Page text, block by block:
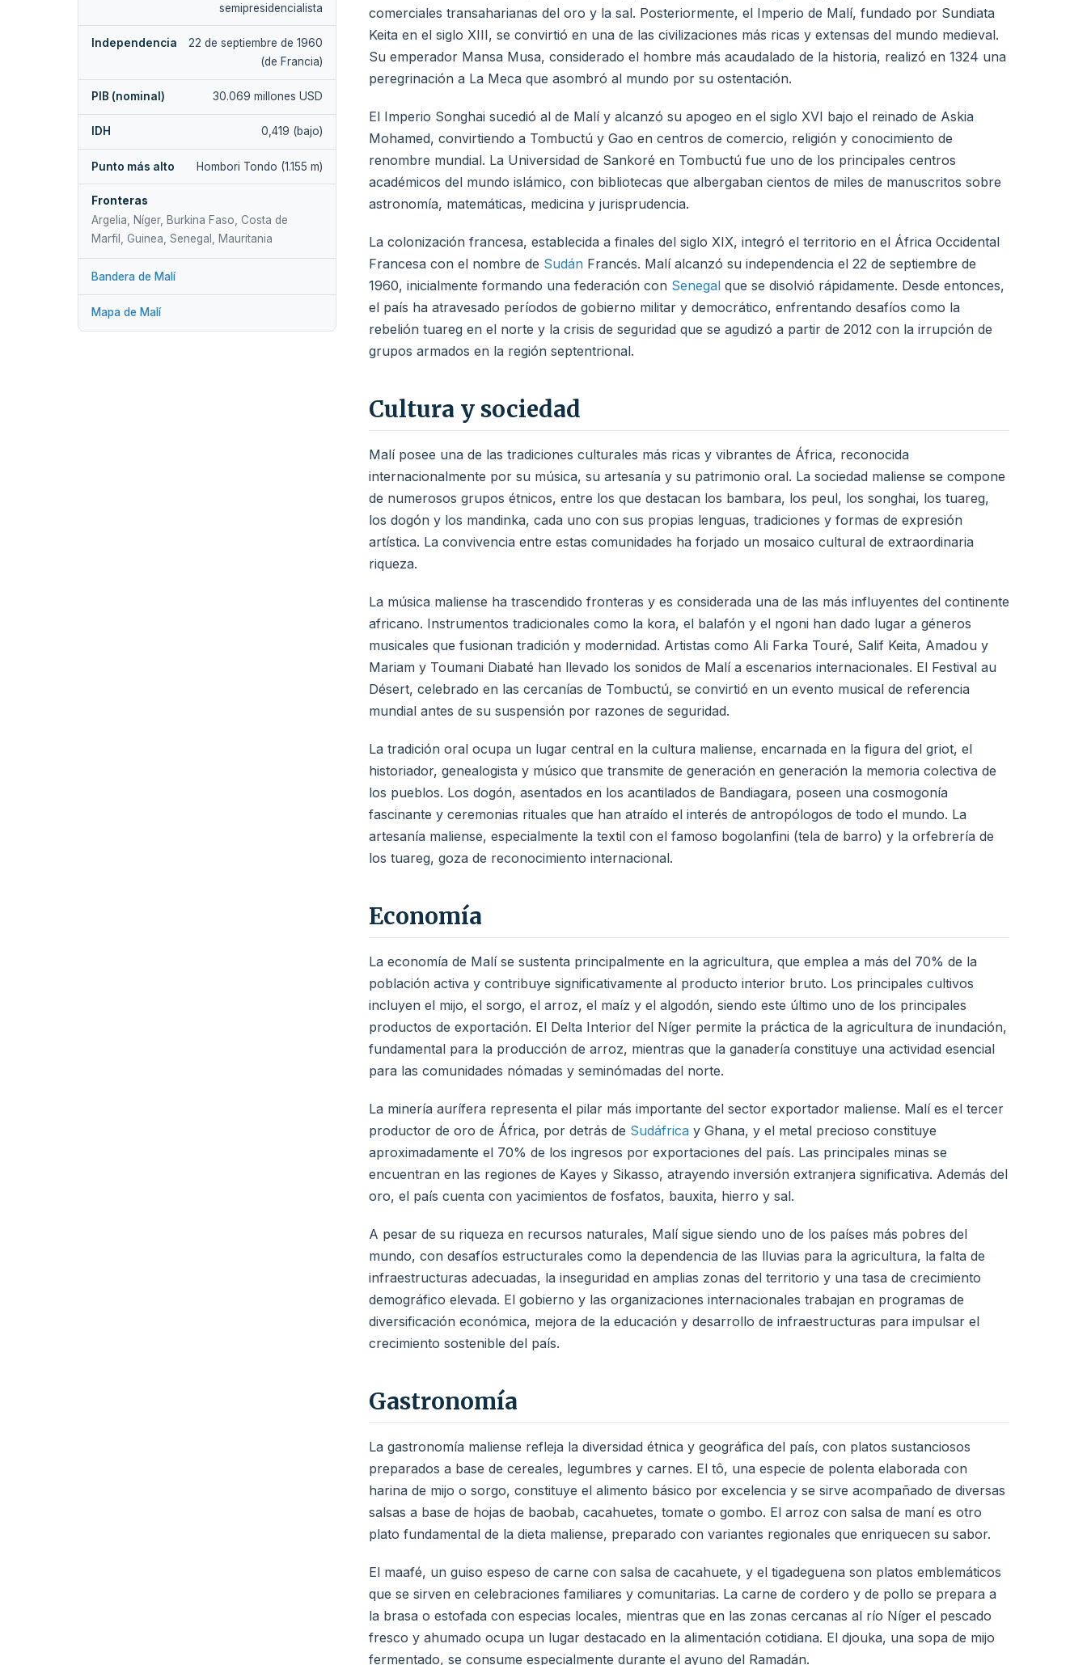
semipresidencialista
Independencia
22 de septiembre de 1960
(de Francia)
PIB (nominal) 30.069 millones USD
IDH 0,419 (bajo)
Punto más alto Hombori Tondo (1.155 m)
Fronteras
Argelia, Níger, Burkina Faso, Costa de
Marfil, Guinea, Senegal, Mauritania
Bandera de Malí
Mapa de Malí
comerciales transaharianas del oro y la sal. Posteriormente, el Imperio de Malí, fundado por Sundiata
Keita en el siglo XIII, se convirtió en una de las civilizaciones más ricas y extensas del mundo medieval.
Su emperador Mansa Musa, considerado el hombre más acaudalado de la historia, realizó en 1324 una
peregrinación a La Meca que asombró al mundo por su ostentación.
El Imperio Songhai sucedió al de Malí y alcanzó su apogeo en el siglo XVI bajo el reinado de Askia
Mohamed, convirtiendo a Tombuctú y Gao en centros de comercio, religión y conocimiento de
renombre mundial. La Universidad de Sankoré en Tombuctú fue uno de los principales centros
académicos del mundo islámico, con bibliotecas que albergaban cientos de miles de manuscritos sobre
astronomía, matemáticas, medicina y jurisprudencia.
La colonización francesa, establecida a finales del siglo XIX, integró el territorio en el África Occidental
Francesa con el nombre de Sudán Francés. Malí alcanzó su independencia el 22 de septiembre de
1960, inicialmente formando una federación con Senegal que se disolvió rápidamente. Desde entonces,
el país ha atravesado períodos de gobierno militar y democrático, enfrentando desafíos como la
rebelión tuareg en el norte y la crisis de seguridad que se agudizó a partir de 2012 con la irrupción de
grupos armados en la región septentrional.
Cultura y sociedad
Malí posee una de las tradiciones culturales más ricas y vibrantes de África, reconocida
internacionalmente por su música, su artesanía y su patrimonio oral. La sociedad maliense se compone
de numerosos grupos étnicos, entre los que destacan los bambara, los peul, los songhai, los tuareg,
los dogón y los mandinka, cada uno con sus propias lenguas, tradiciones y formas de expresión
artística. La convivencia entre estas comunidades ha forjado un mosaico cultural de extraordinaria
riqueza.
La música maliense ha trascendido fronteras y es considerada una de las más influyentes del continente
africano. Instrumentos tradicionales como la kora, el balafón y el ngoni han dado lugar a géneros
musicales que fusionan tradición y modernidad. Artistas como Ali Farka Touré, Salif Keita, Amadou y
Mariam y Toumani Diabaté han llevado los sonidos de Malí a escenarios internacionales. El Festival au
Désert, celebrado en las cercanías de Tombuctú, se convirtió en un evento musical de referencia
mundial antes de su suspensión por razones de seguridad.
La tradición oral ocupa un lugar central en la cultura maliense, encarnada en la figura del griot, el
historiador, genealogista y músico que transmite de generación en generación la memoria colectiva de
los pueblos. Los dogón, asentados en los acantilados de Bandiagara, poseen una cosmogonía
fascinante y ceremonias rituales que han atraído el interés de antropólogos de todo el mundo. La
artesanía maliense, especialmente la textil con el famoso bogolanfini (tela de barro) y la orfebrería de
los tuareg, goza de reconocimiento internacional.
Economía
La economía de Malí se sustenta principalmente en la agricultura, que emplea a más del 70% de la
población activa y contribuye significativamente al producto interior bruto. Los principales cultivos
incluyen el mijo, el sorgo, el arroz, el maíz y el algodón, siendo este último uno de los principales
productos de exportación. El Delta Interior del Níger permite la práctica de la agricultura de inundación,
fundamental para la producción de arroz, mientras que la ganadería constituye una actividad esencial
para las comunidades nómadas y seminómadas del norte.
La minería aurífera representa el pilar más importante del sector exportador maliense. Malí es el tercer
productor de oro de África, por detrás de Sudáfrica y Ghana, y el metal precioso constituye
aproximadamente el 70% de los ingresos por exportaciones del país. Las principales minas se
encuentran en las regiones de Kayes y Sikasso, atrayendo inversión extranjera significativa. Además del
oro, el país cuenta con yacimientos de fosfatos, bauxita, hierro y sal.
A pesar de su riqueza en recursos naturales, Malí sigue siendo uno de los países más pobres del
mundo, con desafíos estructurales como la dependencia de las lluvias para la agricultura, la falta de
infraestructuras adecuadas, la inseguridad en amplias zonas del territorio y una tasa de crecimiento
demográfico elevada. El gobierno y las organizaciones internacionales trabajan en programas de
diversificación económica, mejora de la educación y desarrollo de infraestructuras para impulsar el
crecimiento sostenible del país.
Gastronomía
La gastronomía maliense refleja la diversidad étnica y geográfica del país, con platos sustanciosos
preparados a base de cereales, legumbres y carnes. El tô, una especie de polenta elaborada con
harina de mijo o sorgo, constituye el alimento básico por excelencia y se sirve acompañado de diversas
salsas a base de hojas de baobab, cacahuetes, tomate o gombo. El arroz con salsa de maní es otro
plato fundamental de la dieta maliense, preparado con variantes regionales que enriquecen su sabor.
El maafé, un guiso espeso de carne con salsa de cacahuete, y el tigadeguena son platos emblemáticos
que se sirven en celebraciones familiares y comunitarias. La carne de cordero y de pollo se prepara a
la brasa o estofada con especias locales, mientras que en las zonas cercanas al río Níger el pescado
fresco y ahumado ocupa un lugar destacado en la alimentación cotidiana. El djouka, una sopa de mijo
fermentado, se consume especialmente durante el ayuno del Ramadán.